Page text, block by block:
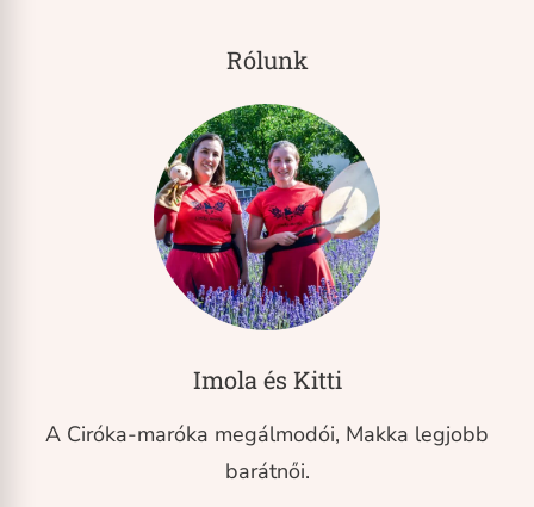
Rólunk
Imola és Kitti
A Ciróka-maróka megálmodói, Makka legjobb
barátnői.